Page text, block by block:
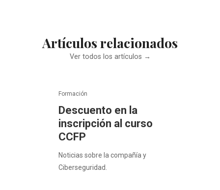
Artículos relacionados
Ver todos los artículos →
Formación
Descuento en la
inscripción al curso
CCFP
Noticias sobre la compañía y
Ciberseguridad.